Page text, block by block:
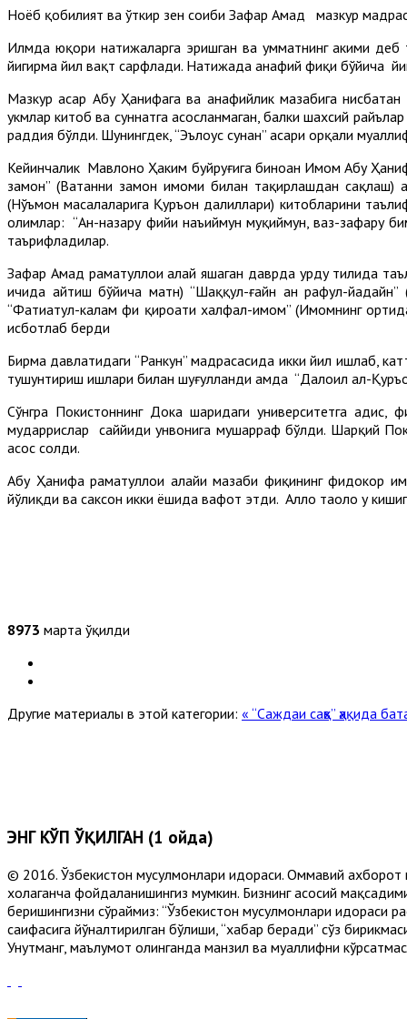
Ноёб қобилият ва ўткир зеҳн соҳиби Зафар Аҳмад мазкур
Илмда юқори натижаларга эришган ва умматнинг ҳакими деб
йигирма йил вақт сарфлади. Натижада ҳанафий фиқҳи бўйича
Мазкур асар Абу Ҳанифага ва ҳанафийлик мазҳабига
ҳукмлар китоб ва суннатга асосланмаган, балки шахсий
раддия бўлди. Шунингдек, “Эълоус сунан” асари орқали
Кейинчалик Мавлоно Ҳаким буйруғига биноан Имом Абу
замон” (Ватанни замон имоми билан таҳқирлашдан сақлаш)
(Нўъмон масалаларига Қуръон далиллари) китобларини
олимлар: “Ан-назару фийҳи наъиймун муқиймун, ваз-зафару
таърифладилар.
Зафар Аҳмад раҳматуллоҳи алайҳ яшаган даврда урду тилида
ичида айтиш бўйича матн) “Шаққул-ғайн ан рафул-йадайн”
“Фатиҳатул-калам фи қироати халфал-имом” (Имомнинг
исботлаб берди
Бирма давлатидаги “Ранкун” мадрасасида икки йил ишлаб,
тушунтириш ишлари билан шуғулланди ҳамда “Далоил ал-
Сўнгра Покистоннинг Докҳа шаҳридаги университетга
мударрислар саййиди унвонига мушарраф бўлди. Шарқий
асос солди.
Абу Ҳанифа раҳматуллоҳи алайҳи мазҳаби фиқҳининг
йўлиқди ва саксон икки ёшида вафот этди. Аллоҳ таоло у
8973 марта ўқилди
Другие материалы в этой категории: « “Саждаи саҳв” ҳақида
ЭНГ КЎП ЎҚИЛГАН (1 ойда)
© 2016. Ўзбекистон мусулмонлари идораси. Оммавий ахборот
хоҳлаганча фойдаланишингиз мумкин. Бизнинг асосий
беришингизни сўраймиз: “Ўзбекистон мусулмонлари идораси
саҳифасига йўналтирилган бўлиши, “хабар беради” сўз
Унутманг, маълумот олинганда манзил ва муаллифни